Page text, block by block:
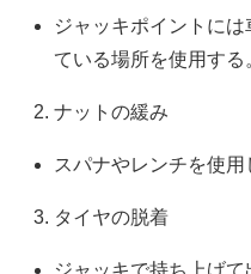
ジャッキポイントに
ている場所を使用する
ナットの緩み
スパナやレンチを使用
タイヤの脱着
ジャッキで持ち上げ